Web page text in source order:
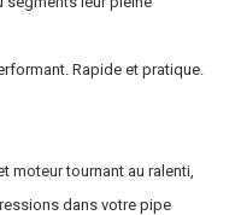
Rapide et pratique.
moteur tournant au ralenti,
dans votre pipe